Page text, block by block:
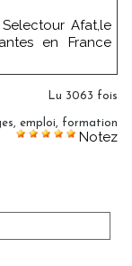
Afat,le
en France
Lu 3063 fois
emploi formation
Notez